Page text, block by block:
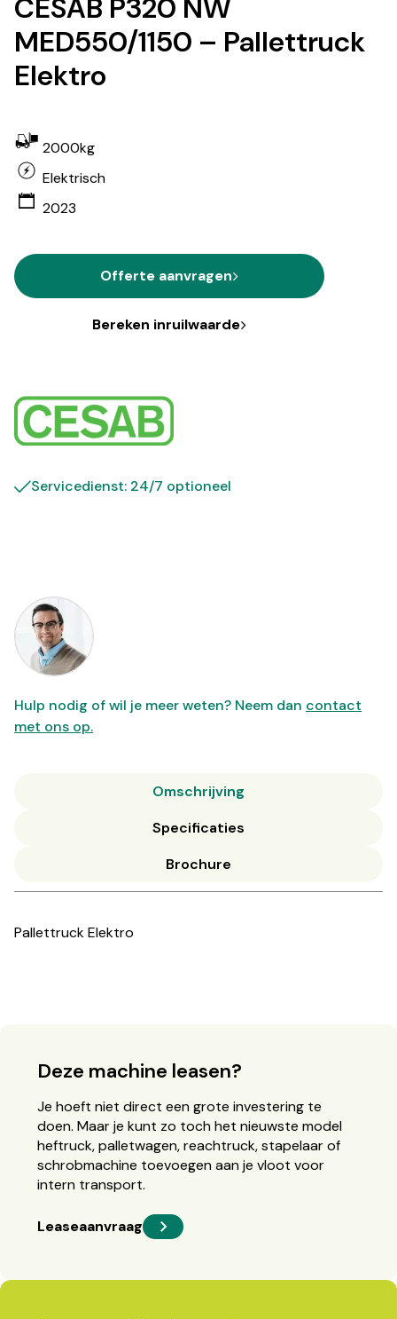
CESAB P320 NW
MED550/1150 – Pallettruck
Elektro
2000kg
Elektrisch
2023
Offerte aanvragen
Bereken inruilwaarde
Servicedienst: 24/7 optioneel
Hulp nodig of wil je meer weten? Neem dan contact
met ons op.
Omschrijving
Specificaties
Brochure
Pallettruck Elektro
Deze machine leasen?
Je hoeft niet direct een grote investering te
doen. Maar je kunt zo toch het nieuwste model
heftruck, palletwagen, reachtruck, stapelaar of
schrobmachine toevoegen aan je vloot voor
intern transport.
Leaseaanvraag